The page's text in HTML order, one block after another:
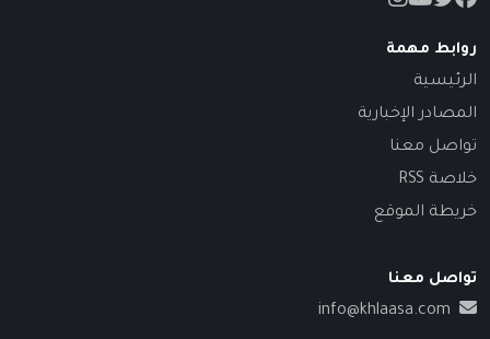
روابط مهمة
الرئيسية
المصادر الإخبارية
تواصل معنا
خلاصة RSS
خريطة الموقع
تواصل معنا
info@khlaasa.com